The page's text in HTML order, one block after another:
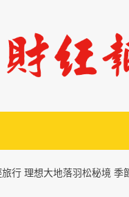
行 理想大地落羽松秘境 季